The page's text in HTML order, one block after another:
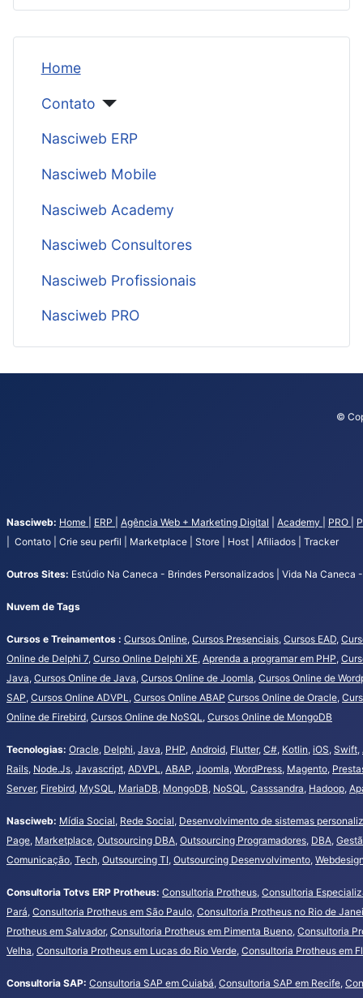
Home
Contato
Nasciweb ERP
Nasciweb Mobile
Nasciweb Academy
Nasciweb Consultores
Nasciweb Profissionais
Nasciweb PRO
©
Nasciweb: Home ERP Agência Web + Marketing Digital Academy PRO
| Contato | Crie seu perfil | Marketplace | Store | Host | Afiliados | Tracker
Outros Sites: Estúdio Na Caneca - Brindes Personalizados | Vida Na
Nuvem de Tags
Cursos e Treinamentos : Cursos Online, Cursos Presenciais, Cursos EAD,
Online de Delphi 7, Curso Online Delphi XE, Aprenda a programar em PHP,
Java, Cursos Online de Java, Cursos Online de Joomla, Cursos Online de
SAP, Cursos Online ADVPL, Cursos Online ABAP Cursos Online de Oracle,
Online de Firebird, Cursos Online de NoSQL, Cursos Online de MongoDB
Tecnologias: Oracle, Delphi, Java, PHP, Android, Flutter, C#, Kotlin, iOS, Swift,
Rails, Node.Js, Javascript, ADVPL, ABAP, Joomla, WordPress, Magento,
Server, Firebird, MySQL, MariaDB, MongoDB, NoSQL, Casssandra, Hadoop,
Nasciweb: Mídia Social, Rede Social, Desenvolvimento de sistemas
Page, Marketplace, Outsourcing DBA, Outsourcing Programadores, DBA,
Comunicação, Tech, Outsourcing TI, Outsourcing Desenvolvimento,
Consultoria Totvs ERP Protheus: Consultoria Protheus, Consultoria
Pará, Consultoria Protheus em São Paulo, Consultoria Protheus no Rio de
Protheus em Salvador, Consultoria Protheus em Pimenta Bueno, Consultoria
Velha, Consultoria Protheus em Lucas do Rio Verde, Consultoria Protheus em
Consultoria SAP: Consultoria SAP em Cuiabá, Consultoria SAP em Recife,